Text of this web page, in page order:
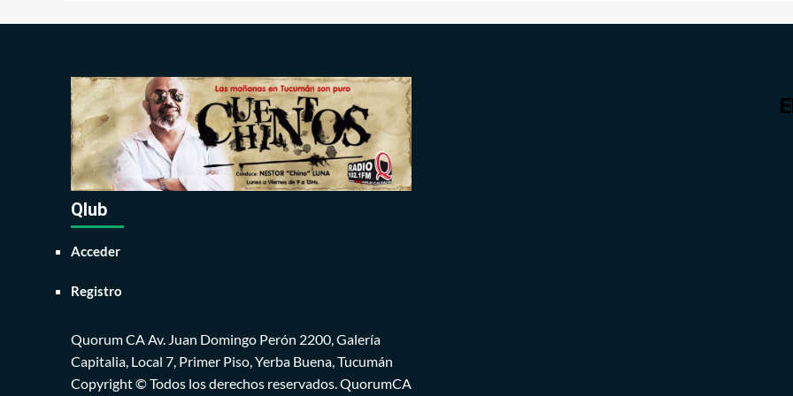
Qlub
Acceder
Registro
Quorum CA Av. Juan Domingo Perón 2200, Galería
Capitalia, Local 7, Primer Piso, Yerba Buena, Tucumán
Copyright © Todos los derechos reservados. QuorumCA